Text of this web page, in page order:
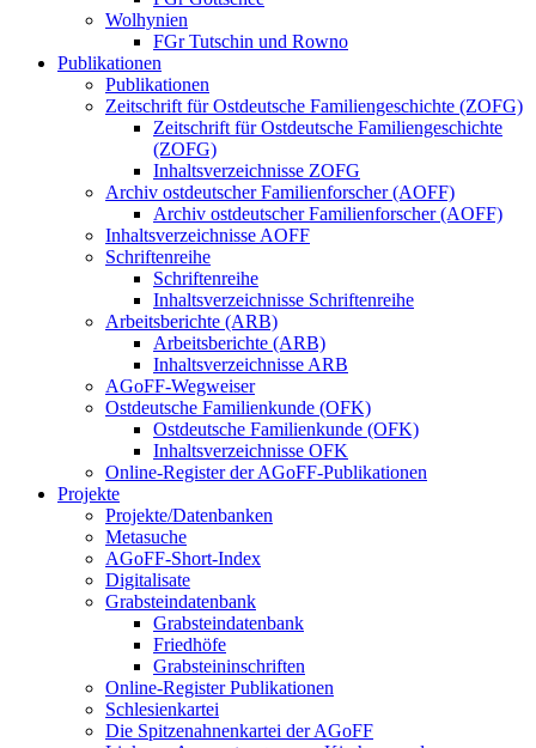
Wolhynien
FGr Tutschin und Rowno
Publikationen
Publikationen
Zeitschrift für Ostdeutsche Familiengeschichte (ZOFG)
Zeitschrift für Ostdeutsche Familiengeschichte
(ZOFG)
Inhaltsverzeichnisse ZOFG
Archiv ostdeutscher Familienforscher (AOFF)
Archiv ostdeutscher Familienforscher (AOFF)
Inhaltsverzeichnisse AOFF
Schriftenreihe
Schriftenreihe
Inhaltsverzeichnisse Schriftenreihe
Arbeitsberichte (ARB)
Arbeitsberichte (ARB)
Inhaltsverzeichnisse ARB
AGoFF-Wegweiser
Ostdeutsche Familienkunde (OFK)
Ostdeutsche Familienkunde (OFK)
Inhaltsverzeichnisse OFK
Online-Register der AGoFF-Publikationen
Projekte
Projekte/Datenbanken
Metasuche
AGoFF-Short-Index
Digitalisate
Grabsteindatenbank
Grabsteindatenbank
Friedhöfe
Grabsteininschriften
Online-Register Publikationen
Schlesienkartei
Die Spitzenahnenkartei der AGoFF